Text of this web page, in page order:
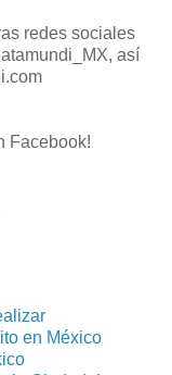
redes sociales
así
Facebook!
en México